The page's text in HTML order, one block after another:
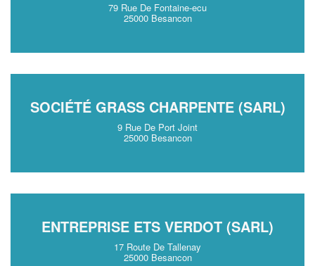
79 Rue De Fontaine-ecu
25000 Besancon
SOCIÉTÉ GRASS CHARPENTE (SARL)
9 Rue De Port Joint
25000 Besancon
ENTREPRISE ETS VERDOT (SARL)
17 Route De Tallenay
25000 Besancon